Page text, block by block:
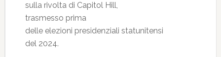
sulla rivolta di Capitol Hill,
trasmesso prima
delle elezioni presidenziali statunitensi
del 2024.